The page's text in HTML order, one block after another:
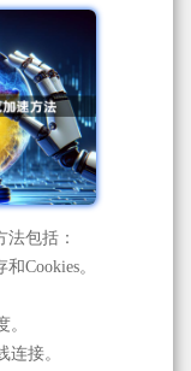
包括：
Cookies。
接。